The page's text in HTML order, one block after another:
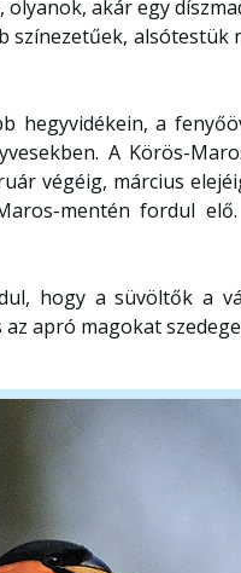
akár egy
színezetűek, alsótestük
hegyvidékein, a
A Körös-
végéig, március
mentén fordul
hogy a süvöltők a
apró magokat